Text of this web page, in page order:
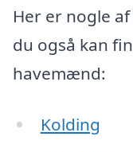
Her er nogle
du også kan
havemænd:
Kolding